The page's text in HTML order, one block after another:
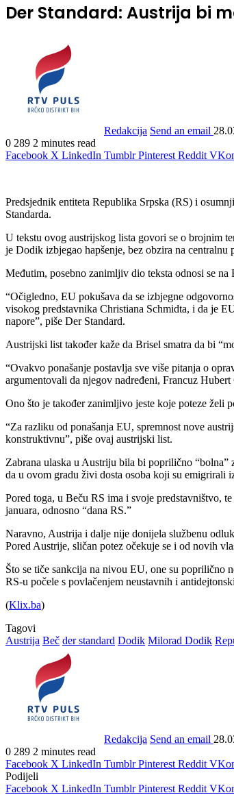
Der Standard: Austrija bi
Redakcija Send an email
0 289 2 minutes read
Facebook X LinkedIn Tumblr Pinterest Reddit
Predsjednik entiteta Republika Srpska (RS) i
Standarda.
U tekstu ovog austrijskog lista govori se o brojnim
je Dodik izbjegao hapšenje, bez obzira na
Međutim, posebno zanimljiv dio teksta odnosi se
“Očigledno, EU pokušava da se izbjegne
visokog predstavnika Christiana Schmidta, i da je
napore”, piše Der Standard.
Austrijski list također kaže da Brisel smatra da bi
“Ovakvo ponašanje postavlja sve više pitanja o
argumentovali da njegov nadređeni, Francuz
Ono što je također zanimljivo jeste koje poteze želi
“Za razliku od ponašanja EU, spremnost nove
konstruktivnu”, piše ovaj austrijski list.
Zabrana ulaska u Austriju bila bi poprilično
da u ovom gradu živi dosta osoba koji su emigrirali
Pored toga, u Beču RS ima i svoje predstavništvo,
januara, odnosno “dana RS.”
Naravno, Austrija i dalje nije donijela službenu
Pored Austrije, sličan potez očekuje se i od novih
Što se tiče sankcija na nivou EU, one su poprilično
RS-u počele s povlačenjem neustavnih i
(Klix.ba)
Tagovi
Austrija Beč der standard Dodik Milorad Dodik
Redakcija Send an email
0 289 2 minutes read
Facebook X LinkedIn Tumblr Pinterest Reddit
Podijeli
Facebook X LinkedIn Tumblr Pinterest Reddit